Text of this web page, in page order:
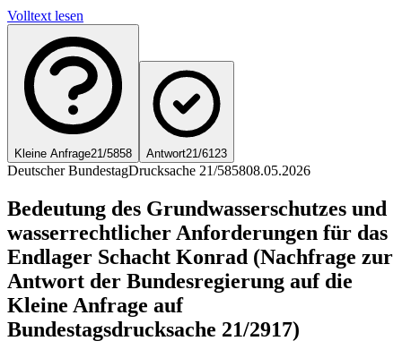
Volltext lesen
Kleine Anfrage21/5858 Antwort21/6123
Deutscher BundestagDrucksache 21/585808.05.2026
Bedeutung des Grundwasserschutzes und
wasserrechtlicher Anforderungen für das
Endlager Schacht Konrad (Nachfrage zur
Antwort der Bundesregierung auf die
Kleine Anfrage auf
Bundestagsdrucksache 21/2917)